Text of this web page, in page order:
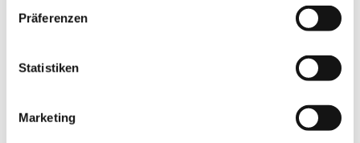
Präferenzen
Statistiken
Marketing
Elfbuchenstr. 3, 34119 Kassel
gemütliche Zeit